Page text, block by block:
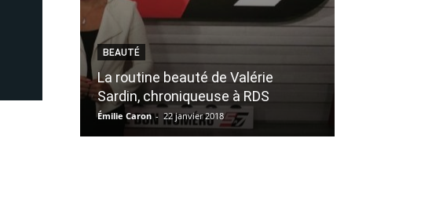
BEAUTÉ
La routine beauté de Valérie
Sardin, chroniqueuse à RDS
Émilie Caron - 22 janvier 2018